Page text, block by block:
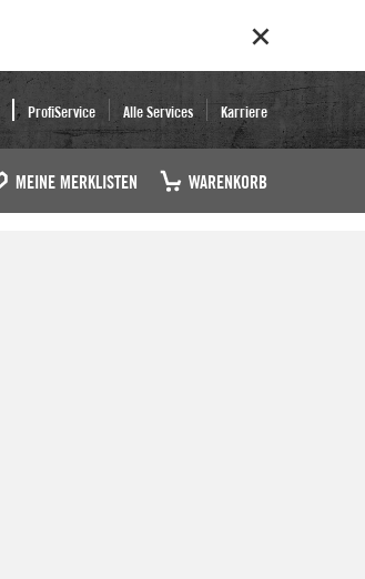
ProfiService Alle Services Karriere
MEINE MERKLISTEN WARENKORB